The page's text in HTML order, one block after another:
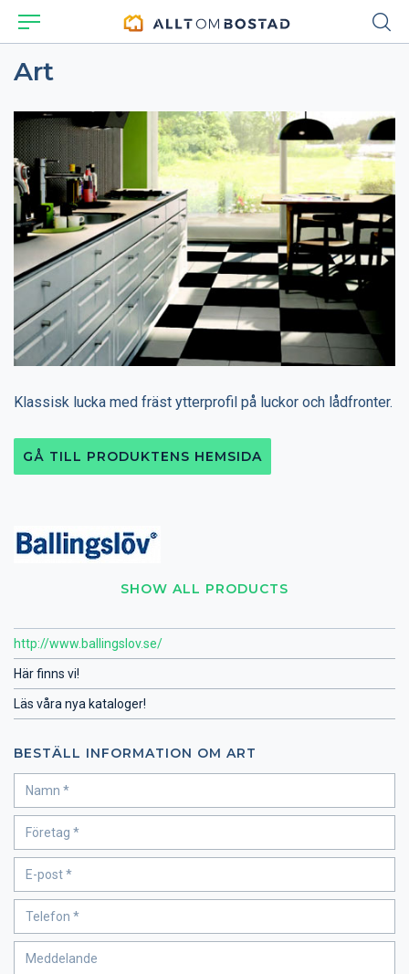
Art
SHOW ALL PRODUCTS
http://www.ballingslov.se/
Här finns vi!
Läs våra nya kataloger!
BESTÄLL INFORMATION OM ART
Klassisk lucka med fräst ytterprofil på luckor och lådfronter.
GÅ TILL PRODUKTENS HEMSIDA